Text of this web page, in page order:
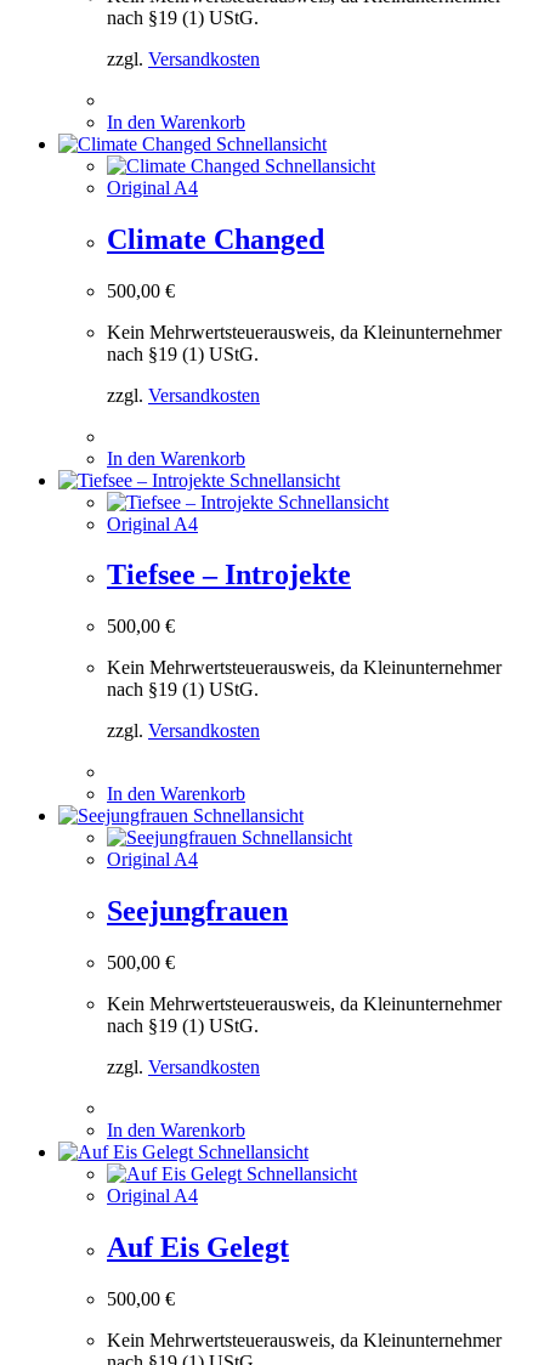
nach §19 (1) UStG.
zzgl. Versandkosten
In den Warenkorb
Schnellansicht
Schnellansicht
Original A4
Climate Changed
500,00 €
Kein Mehrwertsteuerausweis, da Kleinunternehmer
nach §19 (1) UStG.
zzgl. Versandkosten
In den Warenkorb
Schnellansicht
Schnellansicht
Original A4
Tiefsee – Introjekte
500,00 €
Kein Mehrwertsteuerausweis, da Kleinunternehmer
nach §19 (1) UStG.
zzgl. Versandkosten
In den Warenkorb
Schnellansicht
Schnellansicht
Original A4
Seejungfrauen
500,00 €
Kein Mehrwertsteuerausweis, da Kleinunternehmer
nach §19 (1) UStG.
zzgl. Versandkosten
In den Warenkorb
Schnellansicht
Schnellansicht
Original A4
Auf Eis Gelegt
500,00 €
Kein Mehrwertsteuerausweis, da Kleinunternehmer